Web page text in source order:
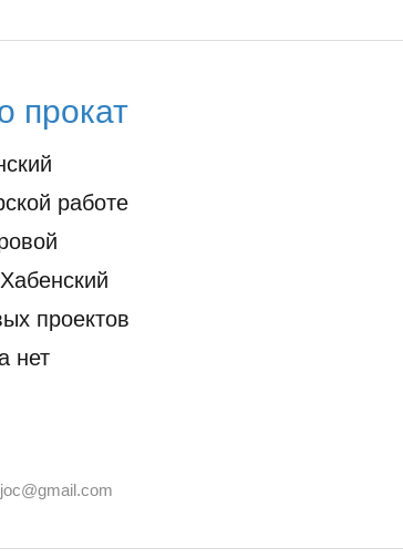
прокат
работе
проектов
нет